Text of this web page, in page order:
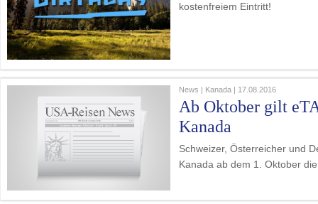
kostenfreiem Eintritt!
News | Kanada | 17.08.2016
Ab Oktober gilt
Kanada
Schweizer, Österreicher und
Kanada ab dem 1. Oktober